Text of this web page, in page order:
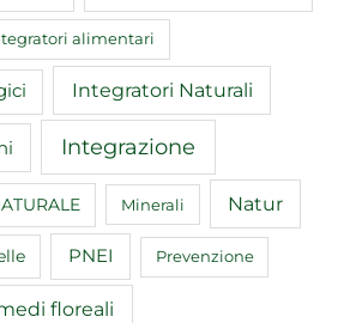
alimentari
Integratori Naturali
Integrazione
Minerali Natur
PNEI Prevenzione
floreali